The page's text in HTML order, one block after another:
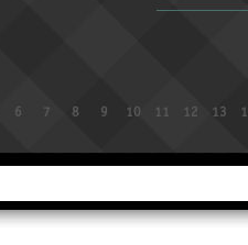
6 7 8 9 10 11 12 13